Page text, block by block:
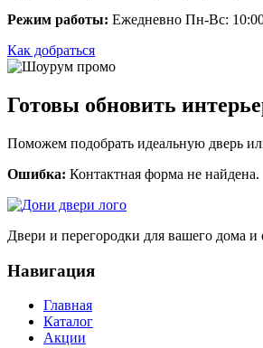
Режим работы: Ежедневно Пн-Вс:
Как добраться
Готовы обновить
Поможем подобрать идеальную дверь
Ошибка: Контактная форма не найдена.
Двери и перегородки для вашего дома
Навигация
Главная
Каталог
Акции